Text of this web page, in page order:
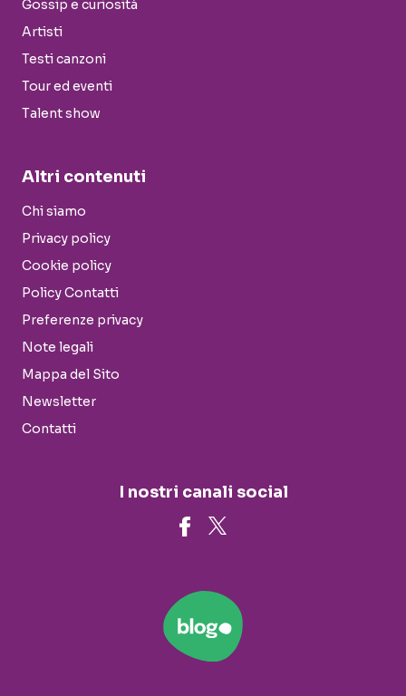
Gossip e curiosità
Artisti
Testi canzoni
Tour ed eventi
Talent show
Altri contenuti
Chi siamo
Privacy policy
Cookie policy
Policy Contatti
Preferenze privacy
Note legali
Mappa del Sito
Newsletter
Contatti
I nostri canali social